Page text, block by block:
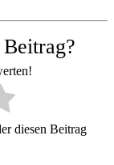
diesen Beitrag